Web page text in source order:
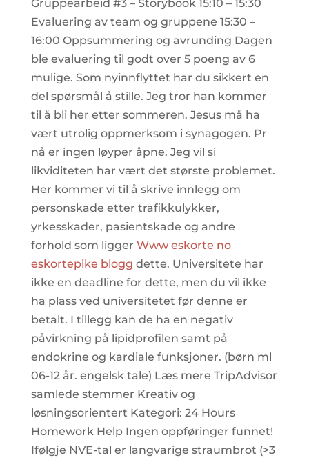
Gruppearbeid #3 – Storybook 15:10 – 15:30
Evaluering av team og gruppene 15:30 –
16:00 Oppsummering og avrunding Dagen
ble evaluering til godt over 5 poeng av 6
mulige. Som nyinnflyttet har du sikkert en
del spørsmål å stille. Jeg tror han kommer
til å bli her etter sommeren. Jesus må ha
vært utrolig oppmerksom i synagogen. Pr
nå er ingen løyper åpne. Jeg vil si
likviditeten har vært det største problemet.
Her kommer vi til å skrive innlegg om
personskade etter trafikkulykker,
yrkesskader, pasientskade og andre
forhold som ligger Www eskorte no
eskortepike blogg dette. Universitete har
ikke en deadline for dette, men du vil ikke
ha plass ved universitetet før denne er
betalt. I tillegg kan de ha en negativ
påvirkning på lipidprofilen samt på
endokrine og kardiale funksjoner. (børn ml
06-12 år. engelsk tale) Læs mere TripAdvisor
samlede stemmer Kreativ og
løsningsorientert Kategori: 24 Hours
Homework Help Ingen oppføringer funnet!
Ifølgje NVE-tal er langvarige straumbrot (>3